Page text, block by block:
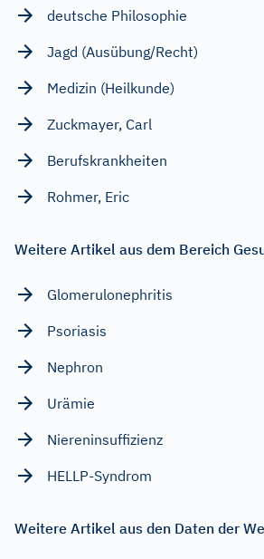
deutsche Philosophie
Jagd (Ausübung/Recht)
Medizin (Heilkunde)
Zuckmayer, Carl
Berufskrankheiten
Rohmer, Eric
Weitere Artikel aus dem Bereich
Glomerulonephritis
Psoriasis
Nephron
Urämie
Niereninsuffizienz
HELLP-Syndrom
Weitere Artikel aus den Daten der